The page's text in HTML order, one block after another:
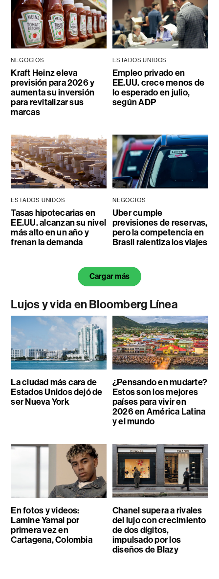
NEGOCIOS
Kraft Heinz eleva
previsión para 2026 y
aumenta su inversión
para revitalizar sus
marcas
ESTADOS UNIDOS
Empleo privado en
EE.UU. crece menos de
lo esperado en julio,
según ADP
ESTADOS UNIDOS
Tasas hipotecarias en
EE.UU. alcanzan su nivel
más alto en un año y
frenan la demanda
NEGOCIOS
Uber cumple
previsiones de reservas,
pero la competencia en
Brasil ralentiza los viajes
Cargar más
Lujos y vida en Bloomberg Línea
La ciudad más cara de
Estados Unidos dejó de
ser Nueva York
¿Pensando en mudarte?
Estos son los mejores
países para vivir en
2026 en América Latina
y el mundo
En fotos y videos:
Lamine Yamal por
primera vez en
Cartagena, Colombia
Chanel supera a rivales
del lujo con crecimiento
de dos dígitos,
impulsado por los
diseños de Blazy